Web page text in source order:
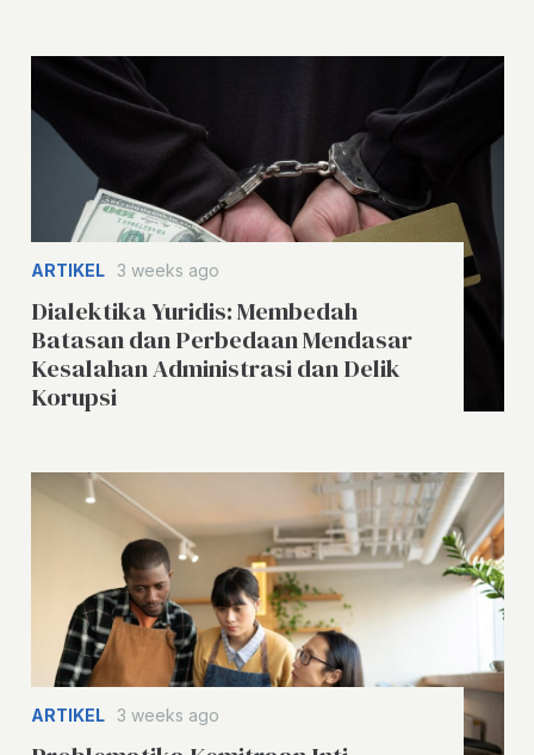
ARTIKEL 3 weeks ago
Dialektika Yuridis: Membedah
Batasan dan Perbedaan Mendasar
Kesalahan Administrasi dan Delik
Korupsi
ARTIKEL 3 weeks ago